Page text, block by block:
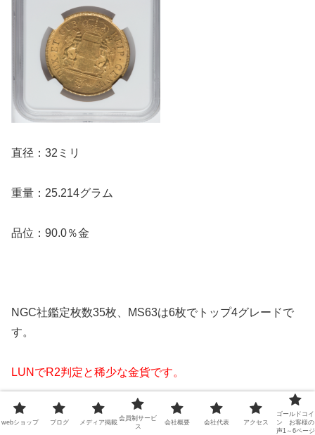
直径：32ミリ
重量：25.214グラム
品位：90.0％金
NGC社鑑定枚数35枚、MS63は6枚でトップ4グレードで
す。
LUNでR2判定と稀少な金貨です。
webショップ ブログ メディア掲載
会員制サービ
ス
会社概要 会社代表 アクセス
ゴールドコイ
ン お客様の
声1～6ページ